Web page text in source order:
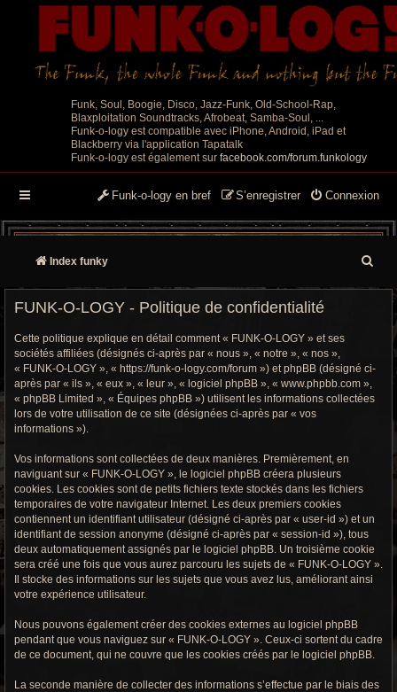
Funk, Soul, Boogie, Disco, Jazz-Funk, Old-School-Rap,
Blaxploitation Soundtracks, Afrobeat, Samba-Soul, ...
Funk-o-logy est compatible avec iPhone, Android, iPad et
Blackberry via l'application Tapatalk
Funk-o-logy est également sur facebook.com/forum.funkology
Connexion
S’enregistrer
Funk-o-logy en bref
Index funky
e
e
FUNK-O-LOGY - Politique de confidentialité
Cette politique explique en détail comment « FUNK-O-LOGY » et ses
sociétés affiliées (désignés ci-après par « nous », « notre », « nos »,
« FUNK-O-LOGY », « https://funk-o-logy.com/forum ») et phpBB (désigné ci-
après par « ils », « eux », « leur », « logiciel phpBB », « www.phpbb.com »,
« phpBB Limited », « Équipes phpBB ») utilisent les informations collectées
lors de votre utilisation de ce site (désignées ci-après par « vos
informations »).
Vos informations sont collectées de deux manières. Premièrement, en
naviguant sur « FUNK-O-LOGY », le logiciel phpBB créera plusieurs
cookies. Les cookies sont de petits fichiers texte stockés dans les fichiers
temporaires de votre navigateur Internet. Les deux premiers cookies
contiennent un identifiant utilisateur (désigné ci-après par « user-id ») et un
identifiant de session anonyme (désigné ci-après par « session-id »), tous
deux automatiquement assignés par le logiciel phpBB. Un troisième cookie
sera créé une fois que vous aurez parcouru les sujets de « FUNK-O-LOGY ».
Il stocke des informations sur les sujets que vous avez lus, améliorant ainsi
votre expérience utilisateur.
Nous pouvons également créer des cookies externes au logiciel phpBB
pendant que vous naviguez sur « FUNK-O-LOGY ». Ceux-ci sortent du cadre
de ce document, qui ne couvre que les cookies créés par le logiciel phpBB.
La seconde manière de collecter des informations s’effectue par le biais des